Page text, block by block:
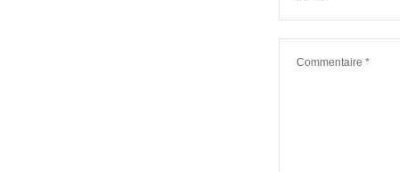
Commentaire *